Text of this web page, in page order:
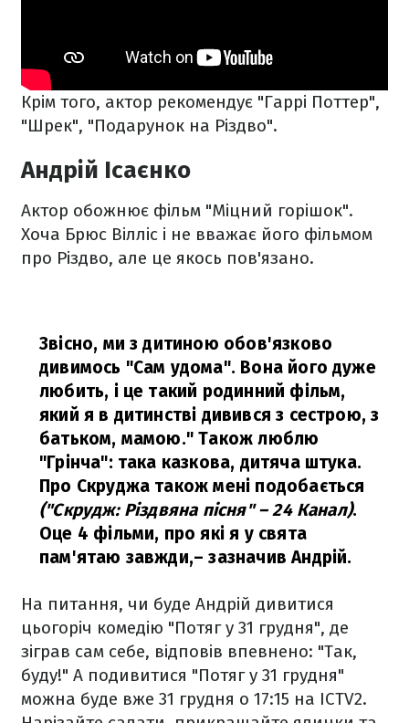
Крім того, актор рекомендує "Гаррі Поттер",
"Шрек", "Подарунок на Різдво".
Андрій Ісаєнко
Актор обожнює фільм "Міцний горішок".
Хоча Брюс Вілліс і не вважає його фільмом
про Різдво, але це якось пов'язано.
Звісно, ми з дитиною обов'язково
дивимось "Сам удома". Вона його дуже
любить, і це такий родинний фільм,
який я в дитинстві дивився з сестрою, з
батьком, мамою." Також люблю
"Грінча": така казкова, дитяча штука.
Про Скруджа також мені подобається
("Скрудж: Різдвяна пісня" – 24 Канал).
Оце 4 фільми, про які я у свята
пам'ятаю завжди,– зазначив Андрій.
На питання, чи буде Андрій дивитися
цьогоріч комедію "Потяг у 31 грудня", де
зіграв сам себе, відповів впевнено: "Так,
буду!" А подивитися "Потяг у 31 грудня"
можна буде вже 31 грудня о 17:15 на ICTV2.